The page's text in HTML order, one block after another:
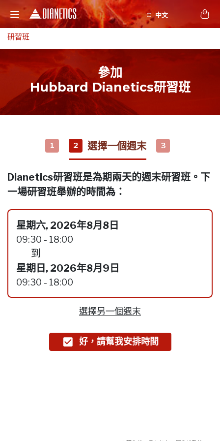
研習班
參加
Hubbard Dianetics研習班
1 2 選擇一個週末 3
Dianetics研習班是為期兩天的週末研習班。下
一場研習班舉辦的時間為：
星期六, 2026年8月8日
09:30 - 18:00
到
星期日, 2026年8月9日
09:30 - 18:00
選擇另一個週末
好，請幫我安排時間